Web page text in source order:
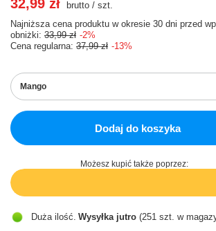
Mango
32,99 zł brutto / szt.
Najniższa cena produktu w okresie 30 dni przed
obniżki: 33,99 zł -2%
Cena regularna: 37,99 zł -13%
Dodaj do koszyka
Możesz kupić także poprzez:
Duża ilość Wysyłka jutro (251 szt. w